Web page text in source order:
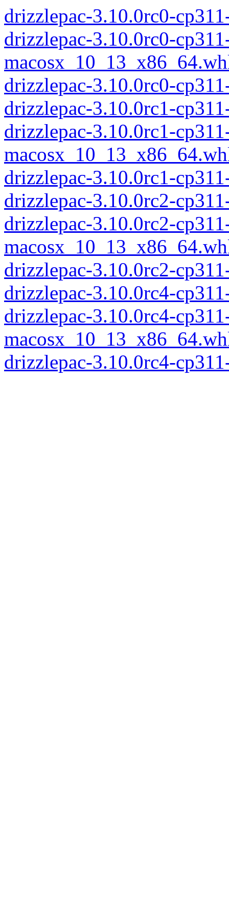
drizzlepac-3.10.0rc0-
drizzlepac-3.10.0rc0-
drizzlepac-3.10.0rc0-
drizzlepac-3.10.0rc1-
drizzlepac-3.10.0rc1-
drizzlepac-3.10.0rc1-
drizzlepac-3.10.0rc2-
drizzlepac-3.10.0rc2-
drizzlepac-3.10.0rc2-
drizzlepac-3.10.0rc4-
drizzlepac-3.10.0rc4-
drizzlepac-3.10.0rc4-